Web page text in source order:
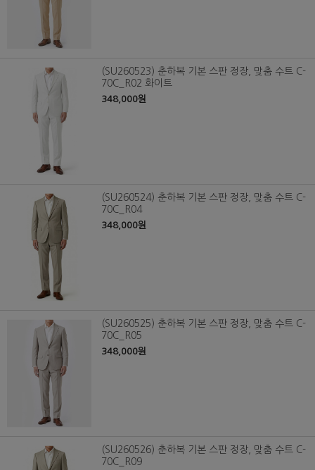
(SU260523) 춘하복 기본 스판 정장, 맞춤 수트 C-
70C_R02 화이트
348,000원
(SU260524) 춘하복 기본 스판 정장, 맞춤 수트 C-
70C_R04
348,000원
(SU260525) 춘하복 기본 스판 정장, 맞춤 수트 C-
70C_R05
348,000원
(SU260526) 춘하복 기본 스판 정장, 맞춤 수트 C-
70C_R09